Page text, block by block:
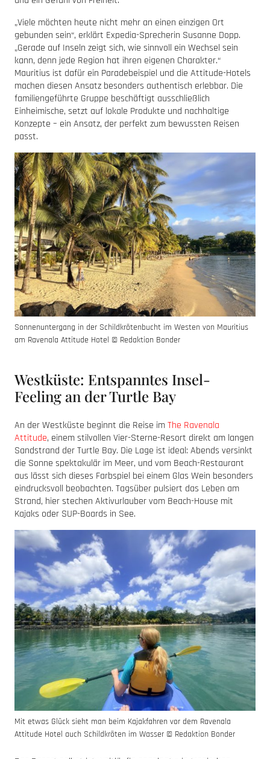
„Viele möchten heute nicht mehr an einen einzigen Ort
gebunden sein“, erklärt Expedia-Sprecherin Susanne Dopp.
„Gerade auf Inseln zeigt sich, wie sinnvoll ein Wechsel sein
kann, denn jede Region hat ihren eigenen Charakter.“
Mauritius ist dafür ein Paradebeispiel und die Attitude-Hotels
machen diesen Ansatz besonders authentisch erlebbar. Die
familiengeführte Gruppe beschäftigt ausschließlich
Einheimische, setzt auf lokale Produkte und nachhaltige
Konzepte – ein Ansatz, der perfekt zum bewussten Reisen
passt.
Sonnenuntergang in der Schildkrötenbucht im Westen von Mauritius
am Ravenala Attitude Hotel © Redaktion Bonder
Westküste: Entspanntes Insel-
Feeling an der Turtle Bay
An der Westküste beginnt die Reise imThe Ravenala
Attitude, einem stilvollen Vier-Sterne-Resort direkt am langen
Sandstrand der Turtle Bay. Die Lage ist ideal: Abends versinkt
die Sonne spektakulär im Meer, und vom Beach-Restaurant
aus lässt sich dieses Farbspiel bei einem Glas Wein besonders
eindrucksvoll beobachten. Tagsüber pulsiert das Leben am
Strand, hier stechen Aktivurlauber vom Beach-House mit
Kajaks oder SUP-Boards in See.
Mit etwas Glück sieht man beim Kajakfahren vor dem Ravenala
Attitude Hotel auch Schildkröten im Wasser © Redaktion Bonder